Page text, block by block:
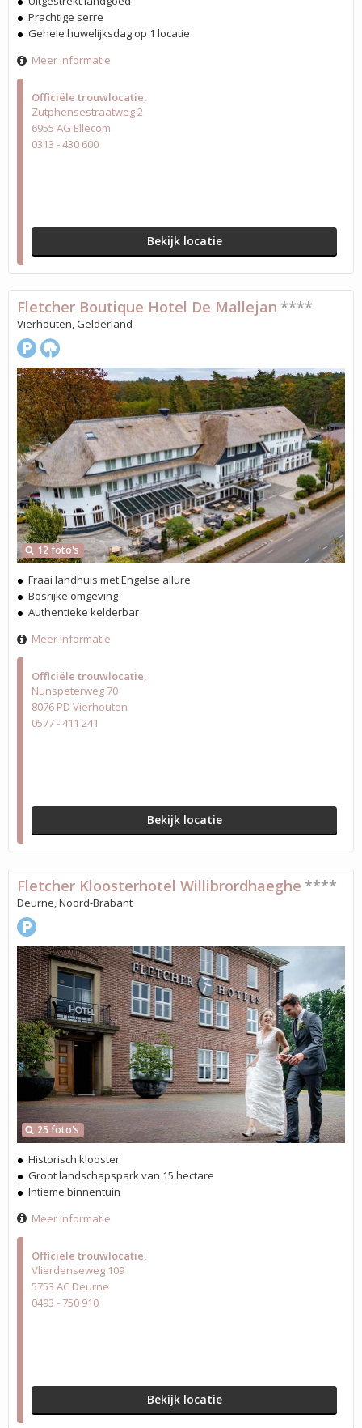
Officiële trouwlocatie
Zutphensestraatweg 2
6955 AG Ellecom
0313 - 430 600
Bekijk locatie
Prachtige serre
Gehele huwelijksdag op 1 locatie
Meer informatie
Officiële trouwlocatie
Nunspeterweg 70
8076 PD Vierhouten
0577 - 411 241
Bekijk locatie
12 foto's
Fletcher Boutique Hotel De Mallejan ****
Vierhouten, Gelderland
Fraai landhuis met Engelse allure
Bosrijke omgeving
Authentieke kelderbar
Meer informatie
Officiële trouwlocatie
Vlierdenseweg 109
5753 AC Deurne
0493 - 750 910
Bekijk locatie
25 foto's
Fletcher Kloosterhotel Willibrordhaeghe ****
Deurne, Noord-Brabant
Historisch klooster
Groot landschapspark van 15 hectare
Intieme binnentuin
Meer informatie